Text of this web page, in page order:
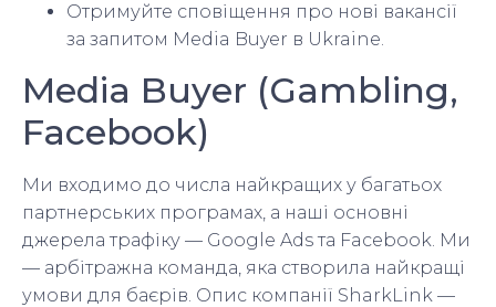
Отримуйте сповіщення про нові вакансії
за запитом Media Buyer в Ukraine.
Media Buyer (Gambling,
Facebook)
Ми входимо до числа найкращих у багатьох
партнерських програмах, а наші основні
джерела трафіку — Google Ads та Facebook. Ми
— арбітражна команда, яка створила найкращі
умови для баєрів. Опис компанії SharkLink —